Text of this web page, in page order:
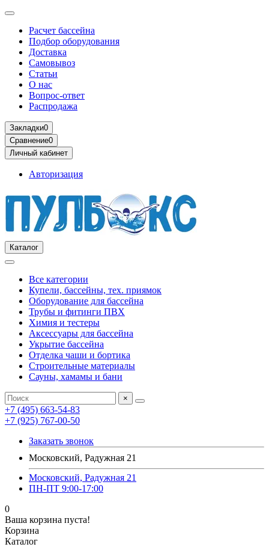
Расчет бассейна
Подбор оборудования
Доставка
Самовывоз
Статьи
О нас
Вопрос-ответ
Распродажа
Закладки0
Сравнение0
Личный кабинет
Авторизация
Каталог
Все категории
Купели, бассейны, тех. приямок
Оборудование для бассейна
Трубы и фитинги ПВХ
Химия и тестеры
Аксессуары для бассейна
Укрытие бассейна
Отделка чаши и бортика
Строительные материалы
Сауны, хамамы и бани
×
+7 (495) 663-54-83
+7 (925) 767-00-50
Заказать звонок
Московский, Радужная 21
Московский, Радужная 21
ПН-ПТ 9:00-17:00
0
Ваша корзина пуста!
Корзина
Каталог